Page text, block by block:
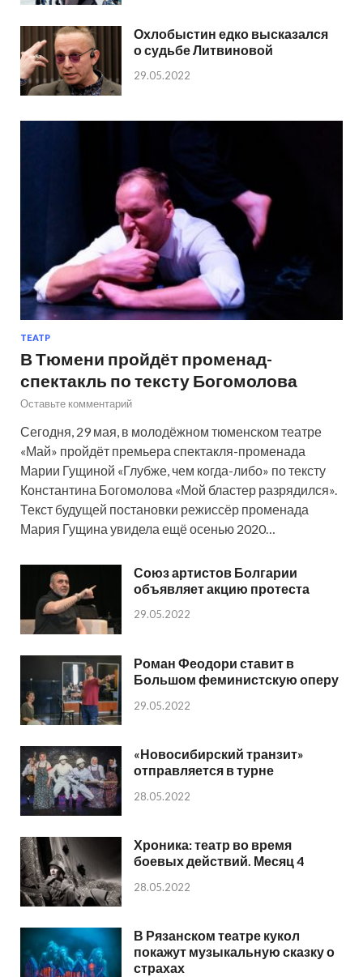
Охлобыстин едко высказался
о судьбе Литвиновой
29.05.2022
ТЕАТР
В Тюмени пройдёт променад-
спектакль по тексту Богомолова
Оставьте комментарий
Сегодня, 29 мая, в молодёжном тюменском театре
«Май» пройдёт премьера спектакля-променада
Марии Гущиной «Глубже, чем когда-либо» по тексту
Константина Богомолова «Мой бластер разрядился».
Текст будущей постановки режиссёр променада
Мария Гущина увидела ещё осенью 2020…
Союз артистов Болгарии
объявляет акцию протеста
29.05.2022
Роман Феодори ставит в
Большом феминистскую оперу
29.05.2022
«Новосибирский транзит»
отправляется в турне
28.05.2022
Хроника: театр во время
боевых действий. Месяц 4
28.05.2022
В Рязанском театре кукол
покажут музыкальную сказку о
страхах